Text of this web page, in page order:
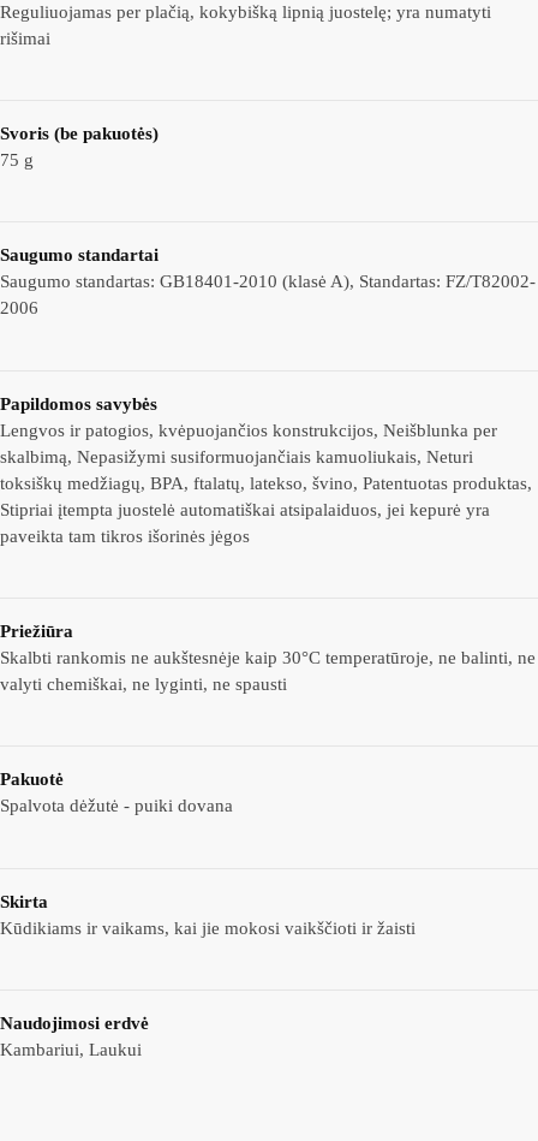
Reguliuojamas per plačią, kokybišką lipnią juostelę; yra numatyti
rišimai
Svoris (be pakuotės)
75 g
Saugumo standartai
Saugumo standartas: GB18401-2010 (klasė A), Standartas: FZ/T82002-
2006
Papildomos savybės
Lengvos ir patogios, kvėpuojančios konstrukcijos, Neišblunka per
skalbimą, Nepasižymi susiformuojančiais kamuoliukais, Neturi
toksiškų medžiagų, BPA, ftalatų, latekso, švino, Patentuotas produktas,
Stipriai įtempta juostelė automatiškai atsipalaiduos, jei kepurė yra
paveikta tam tikros išorinės jėgos
Priežiūra
Skalbti rankomis ne aukštesnėje kaip 30°C temperatūroje, ne balinti, ne
valyti chemiškai, ne lyginti, ne spausti
Pakuotė
Spalvota dėžutė - puiki dovana
Skirta
Kūdikiams ir vaikams, kai jie mokosi vaikščioti ir žaisti
Naudojimosi erdvė
Kambariui, Laukui